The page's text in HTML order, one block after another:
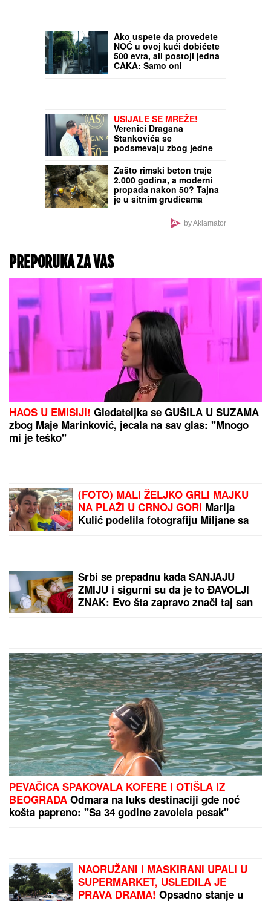
Ako uspete da provedete
NOĆ u ovoj kući dobićete
500 evra, ali postoji jedna
CAKA: Samo oni
USIJALE SE MREŽE!
Verenici Dragana
Stankovića se
podsmevaju zbog jedne
dinara"
Zašto rimski beton traje
2.000 godina, a moderni
propada nakon 50? Tajna
je u sitnim grudicama
by Aklamator
PREPORUKA ZA VAS
HAOS U EMISIJI! Gledateljka se GUŠILA U SUZAMA
zbog Maje Marinković, jecala na sav glas: "Mnogo
mi je teško"
(FOTO) MALI ŽELJKO GRLI MAJKU
NA PLAŽI U CRNOJ GORI Marija
Kulić podelila fotografiju Miljane sa
Srbi se prepadnu kada SANJAJU
ZMIJU i sigurni su da je to ĐAVOLJI
ZNAK: Evo šta zapravo znači taj san
PEVAČICA SPAKOVALA KOFERE I OTIŠLA IZ
BEOGRADA Odmara na luks destinaciji gde noć
košta papreno: "Sa 34 godine zavolela pesak"
NAORUŽANI I MASKIRANI UPALI U
SUPERMARKET, USLEDILA JE
PRAVA DRAMA! Opsadno stanje u